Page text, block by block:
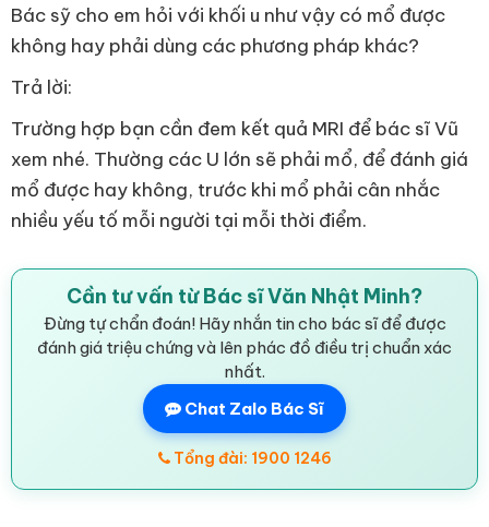
Bác sỹ cho em hỏi với khối u như vậy có mổ được
không hay phải dùng các phương pháp khác?
Trả lời:
Trường hợp bạn cần đem kết quả MRI để bác sĩ Vũ
xem nhé. Thường các U lớn sẽ phải mổ, để đánh giá
mổ được hay không, trước khi mổ phải cân nhắc
nhiều yếu tố mỗi người tại mỗi thời điểm.
Cần tư vấn từ Bác sĩ Văn Nhật Minh?
Đừng tự chẩn đoán! Hãy nhắn tin cho bác sĩ để được
đánh giá triệu chứng và lên phác đồ điều trị chuẩn xác
nhất.
Chat Zalo Bác Sĩ
Tổng đài: 1900 1246